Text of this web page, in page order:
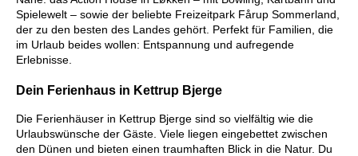
Spielewelt – sowie der beliebte Freizeitpark Fårup Sommerland,
der zu den besten des Landes gehört. Perfekt für Familien, die
im Urlaub beides wollen: Entspannung und aufregende
Erlebnisse.
Dein Ferienhaus in Kettrup Bjerge
Die Ferienhäuser in Kettrup Bjerge sind so vielfältig wie die
Urlaubswünsche der Gäste. Viele liegen eingebettet zwischen
den Dünen und bieten einen traumhaften Blick in die Natur. Du